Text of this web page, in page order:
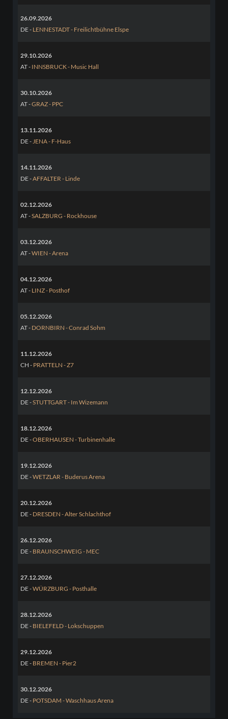
26.09.2026
DE - LENNESTADT - Freilichtbühne Elspe
29.10.2026
AT - INNSBRUCK - Music Hall
30.10.2026
AT -GRAZ - PPC
13.11.2026
DE -JENA - F-Haus
14.11.2026
DE -AFFALTER - Linde
02.12.2026
AT -SALZBURG - Rockhouse
03.12.2026
AT -WIEN - Arena
04.12.2026
AT - LINZ - Posthof
05.12.2026
AT - DORNBIRN - Conrad Sohm
11.12.2026
CH - PRATTELN - Z7
12.12.2026
DE -STUTTGART - Im Wizemann
18.12.2026
DE -OBERHAUSEN - Turbinenhalle
19.12.2026
DE -WETZLAR - Buderus Arena
20.12.2026
DE - DRESDEN - Alter Schlachthof
26.12.2026
DE - BRAUNSCHWEIG - MEC
27.12.2026
DE -WÜRZBURG - Posthalle
28.12.2026
DE - BIELEFELD - Lokschuppen
29.12.2026
DE - BREMEN - Pier2
30.12.2026
DE - POTSDAM - Waschhaus Arena